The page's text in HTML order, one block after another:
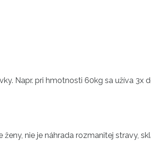
Napr. pri hmotnosti 60kg sa užíva 3x
nie je náhrada rozmanitej stravy,